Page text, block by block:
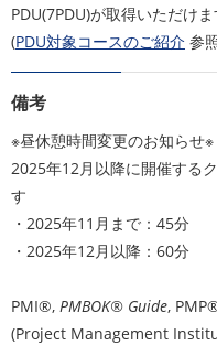
PDU(7PDU)が取得いただけま
(PDU対象コースのご紹介 参
備考
※昼休憩時間変更のお知らせ※
2025年12月以降に開催する
す
・2025年11月まで：45分
・2025年12月以降：60分
PMI®, PMBOK® Guide,
(Project Management